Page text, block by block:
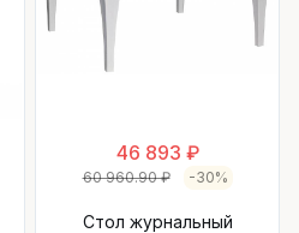
46 893 ₽
60 960.90 ₽ -30%
Стол журнальный